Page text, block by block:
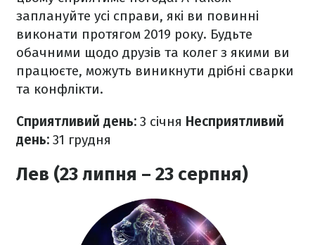
заплануйте усі справи, які ви повинні
виконати протягом 2019 року. Будьте
обачними щодо друзів та колег з якими ви
працюєте, можуть виникнути дрібні сварки
та конфлікти.
Сприятливий день: 3 січня Несприятливий
день: 31 грудня
Лев (23 липня – 23 серпня)